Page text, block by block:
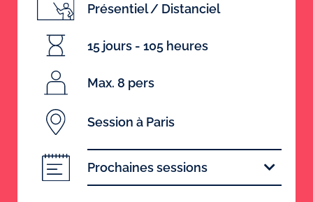
Présentiel / Distanciel
15 jours - 105 heures
Max. 8 pers
Session à Paris
Prochaines sessions